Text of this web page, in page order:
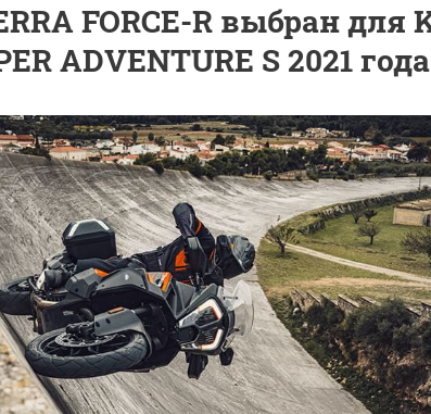
FORCE-R выбран для
ADVENTURE S 2021 года